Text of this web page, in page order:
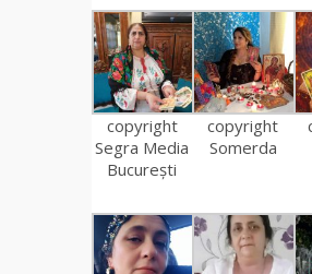
copyright
Segra Media
București
copyright
Somerda